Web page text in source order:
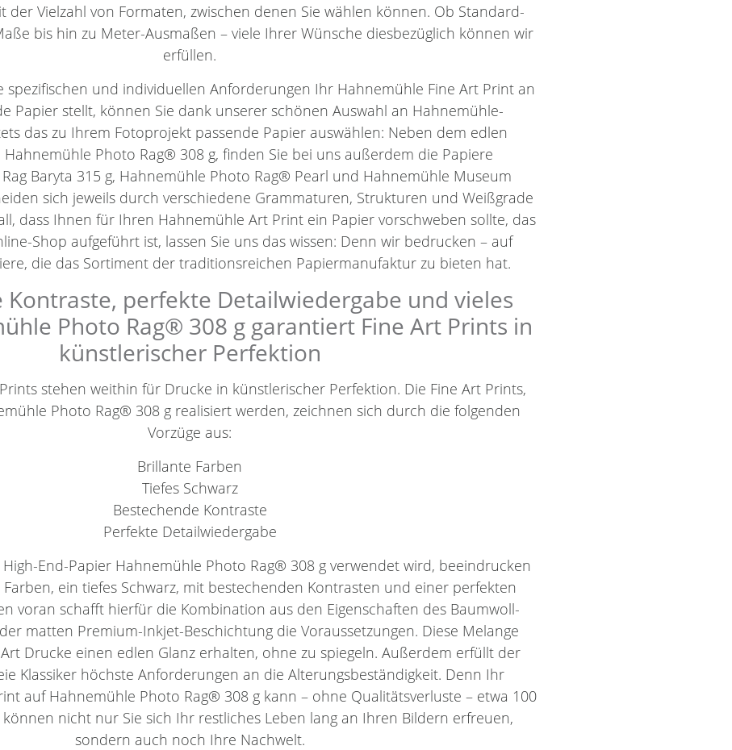
der Vielzahl von Formaten, zwischen denen Sie wählen können. Ob Standard-
bis hin zu Meter-Ausmaßen – viele Ihrer Wünsche diesbezüglich können wir
erfüllen.
spezifischen und individuellen Anforderungen Ihr Hahnemühle Fine Art Print an
Papier stellt, können Sie dank unserer schönen Auswahl an Hahnemühle-
das zu Ihrem Fotoprojekt passende Papier auswählen: Neben dem edlen
Photo Rag® 308 g, finden Sie bei uns außerdem die Papiere
Baryta 315 g, Hahnemühle Photo Rag® Pearl und Hahnemühle Museum
sich jeweils durch verschiedene Grammaturen, Strukturen und Weißgrade
dass Ihnen für Ihren Hahnemühle Art Print ein Papier vorschweben sollte, das
Shop aufgeführt ist, lassen Sie uns das wissen: Denn wir bedrucken – auf
die das Sortiment der traditionsreichen Papiermanufaktur zu bieten hat.
Kontraste, perfekte Detailwiedergabe und vieles
Photo Rag® 308 g garantiert Fine Art Prints in
künstlerischer Perfektion
stehen weithin für Drucke in künstlerischer Perfektion. Die Fine Art Prints,
Photo Rag® 308 g realisiert werden, zeichnen sich durch die folgenden
Vorzüge aus:
Brillante Farben
Tiefes Schwarz
Bestechende Kontraste
Perfekte Detailwiedergabe
End-Papier Hahnemühle Photo Rag® 308 g verwendet wird, beeindrucken
ein tiefes Schwarz, mit bestechenden Kontrasten und einer perfekten
voran schafft hierfür die Kombination aus den Eigenschaften des Baumwoll-
matten Premium-Inkjet-Beschichtung die Voraussetzungen. Diese Melange
Drucke einen edlen Glanz erhalten, ohne zu spiegeln. Außerdem erfüllt der
Klassiker höchste Anforderungen an die Alterungsbeständigkeit. Denn Ihr
auf Hahnemühle Photo Rag® 308 g kann – ohne Qualitätsverluste – etwa 100
können nicht nur Sie sich Ihr restliches Leben lang an Ihren Bildern erfreuen,
sondern auch noch Ihre Nachwelt.